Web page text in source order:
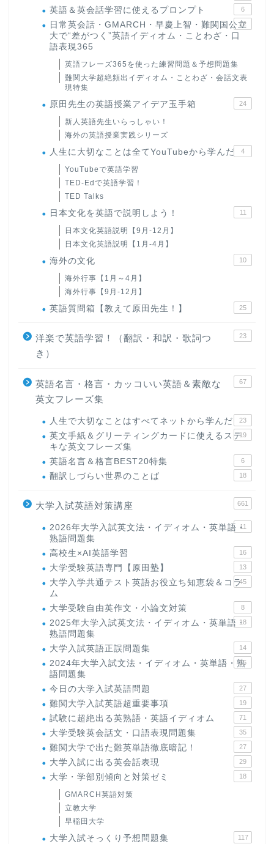
英語＆英会話学習に使えるプロンプト
6
日常英会話・GMARCH・早慶上智・難関国公立
大で“差がつく”英語イディオム・ことわざ・口
語表現365
22
英語フレーズ365を使った練習問題＆予想問題集
難関大学超絶頻出イディオム・ことわざ・会話文表
現特集
原田先生の英語授業アイデア玉手箱 24
新人英語先生いらっしゃい！
海外の英語授業実践シリーズ
人生に大切なことは全てYouTubeから学んだ 4
YouTubeで英語学習
TED-Edで英語学習！
TED Talks
日本文化を英語で説明しよう！ 11
日本文化英語説明【9月-12月】
日本文化英語説明【1月-4月】
海外の文化 10
海外行事【1月～4月】
海外行事【9月-12月】
英語質問箱【教えて原田先生！】 25
洋楽で英語学習！（翻訳・和訳・歌詞つ
き）
23
英語名言・格言・カッコいい英語＆素敵な
英文フレーズ集
67
人生で大切なことはすべてネットから学んだ 23
英文手紙＆グリーティングカードに使えるステ
キな英文フレーズ集
19
英語名言＆格言BEST20特集 6
翻訳しづらい世界のことば 18
大学入試英語対策講座 661
2026年大学入試英文法・イディオム・英単語・
熟語問題集
11
高校生×AI英語学習 16
大学受験英語専門【原田塾】 13
大学入学共通テスト英語お役立ち知恵袋＆コラ
ム
45
大学受験自由英作文・小論文対策 8
2025年大学入試英文法・イディオム・英単語・
熟語問題集
18
大学入試英語正誤問題集 14
2024年大学入試文法・イディオム・英単語・熟
語問題集
15
今日の大学入試英語問題 27
難関大学入試英語超重要事項 19
試験に超絶出る英熟語・英語イディオム 71
大学受験英会話文・口語表現問題集 35
難関大学で出た難英単語徹底暗記！ 27
大学入試に出る英会話表現 29
大学・学部別傾向と対策ゼミ 18
GMARCH英語対策
立教大学
早稲田大学
大学入試そっくり予想問題集 117